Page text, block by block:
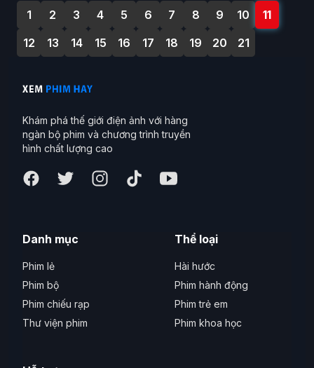
1 2 3 4 5 6 7 8 9 10
11
12
13 14 15 16 17 18 19 20 21
Khám phá thế giới điện ảnh với hàng
ngàn bộ phim và chương trình truyền
hình chất lượng cao
Danh mục
Phim lẻ
Phim bộ
Phim chiếu rạp
Thư viện phim
Thể loại
Hài hước
Phim hành động
Phim trẻ em
Phim khoa học